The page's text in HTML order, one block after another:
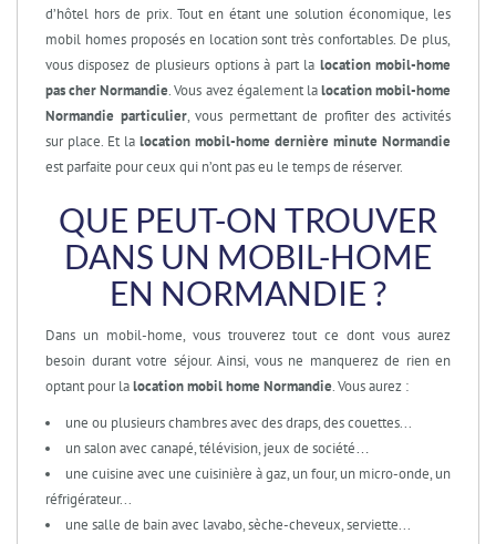
d’hôtel hors de prix. Tout en étant une solution économique, les
mobil homes proposés en location sont très confortables. De plus,
vous disposez de plusieurs options à part la location mobil-home
pas cher Normandie. Vous avez également lalocation mobil-home
Normandie particulier, vous permettant de profiter des activités
sur place. Et la location mobil-home dernière minute Normandie
est parfaite pour ceux qui n’ont pas eu le temps de réserver.
QUE PEUT-ON TROUVER
DANS UN MOBIL-HOME
EN NORMANDIE ?
Dans un mobil-home, vous trouverez tout ce dont vous aurez
besoin durant votre séjour. Ainsi, vous ne manquerez de rien en
optant pour lalocation mobil home Normandie. Vous aurez :
une ou plusieurs chambres avec des draps, des couettes...
un salon avec canapé, télévision, jeux de société…
une cuisine avec une cuisinière à gaz, un four, un micro-onde, un
réfrigérateur...
une salle de bain avec lavabo, sèche-cheveux, serviette...